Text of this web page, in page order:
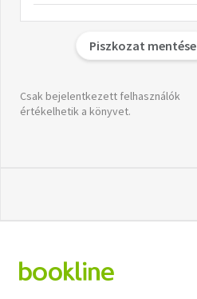
Piszkozat mentése
Csak bejelentkezett felhasználók
értékelhetik a könyvet.